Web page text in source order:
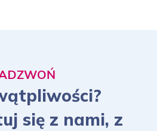
się z nami, z